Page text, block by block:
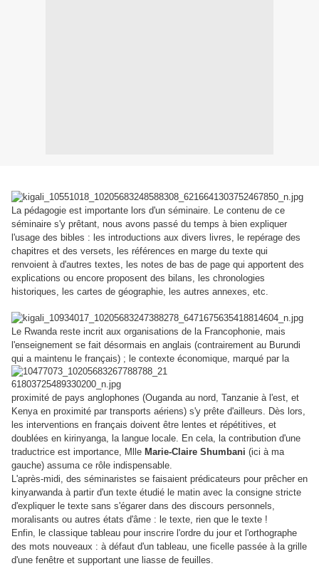
La pédagogie est importante lors d'un séminaire. Le contenu de ce
séminaire s'y prêtant, nous avons passé du temps à bien expliquer
l'usage des bibles : les introductions aux divers livres, le repérage des
chapitres et des versets, les références en marge du texte qui
renvoient à d'autres textes, les notes de bas de page qui apportent des
explications ou encore proposent des bilans, les chronologies
historiques, les cartes de géographie, les autres annexes, etc.
Le Rwanda reste incrit aux organisations de la Francophonie, mais
l'enseignement se fait désormais en anglais (contrairement au Burundi
qui a maintenu le français) ; le contexte économique, marqué par la
proximité de pays anglophones (Ouganda au nord, Tanzanie à l'est, et
Kenya en proximité par transports aériens) s'y prête d'ailleurs. Dès lors,
les interventions en français doivent être lentes et répétitives, et
doublées en kirinyanga, la langue locale. En cela, la contribution d'une
traductrice est importance, Mlle Marie-Claire Shumbani (ici à ma
gauche) assuma ce rôle indispensable.
L'après-midi, des séminaristes se faisaient prédicateurs pour prêcher en
kinyarwanda à partir d'un texte étudié le matin avec la consigne stricte
d'expliquer le texte sans s'égarer dans des discours personnels,
moralisants ou autres états d'âme : le texte, rien que le texte !
Enfin, le classique tableau pour inscrire l'ordre du jour et l'orthographe
des mots nouveaux : à défaut d'un tableau, une ficelle passée à la grille
d'une fenêtre et supportant une liasse de feuilles.